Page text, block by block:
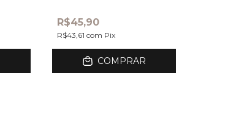
R$45,90
R$43,61com Pix
COMPRAR